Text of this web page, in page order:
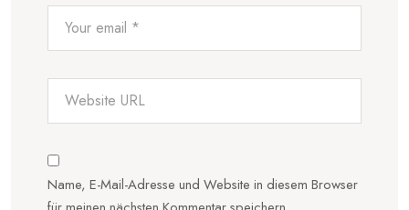
Name, E-Mail-Adresse und Website in diesem Browser